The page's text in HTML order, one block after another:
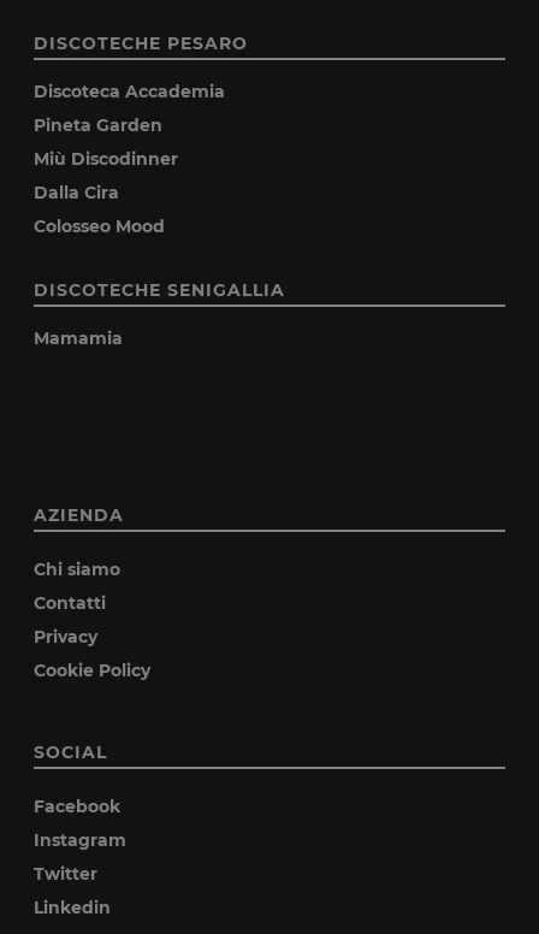
DISCOTECHE PESARO
Discoteca Accademia
Pineta Garden
Miù Discodinner
Dalla Cira
Colosseo Mood
DISCOTECHE SENIGALLIA
Mamamia
AZIENDA
Chi siamo
Contatti
Privacy
Cookie Policy
SOCIAL
Facebook
Instagram
Twitter
Linkedin